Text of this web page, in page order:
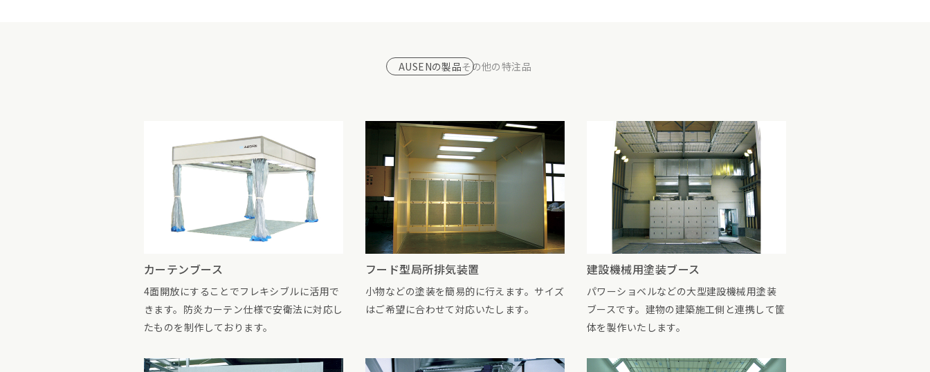
AUSENの製品その他の特注品
カーテンブース
4面開放にすることでフレキシブルに活用で
きます。防炎カーテン仕様で安衛法に対応し
たものを制作しております。
フード型局所排気装置
小物などの塗装を簡易的に行えます。サイズ
はご希望に合わせて対応いたします。
建設機械用塗装ブース
パワーショベルなどの大型建設機械用塗装
ブースです。建物の建築施工側と連携して筐
体を製作いたします。